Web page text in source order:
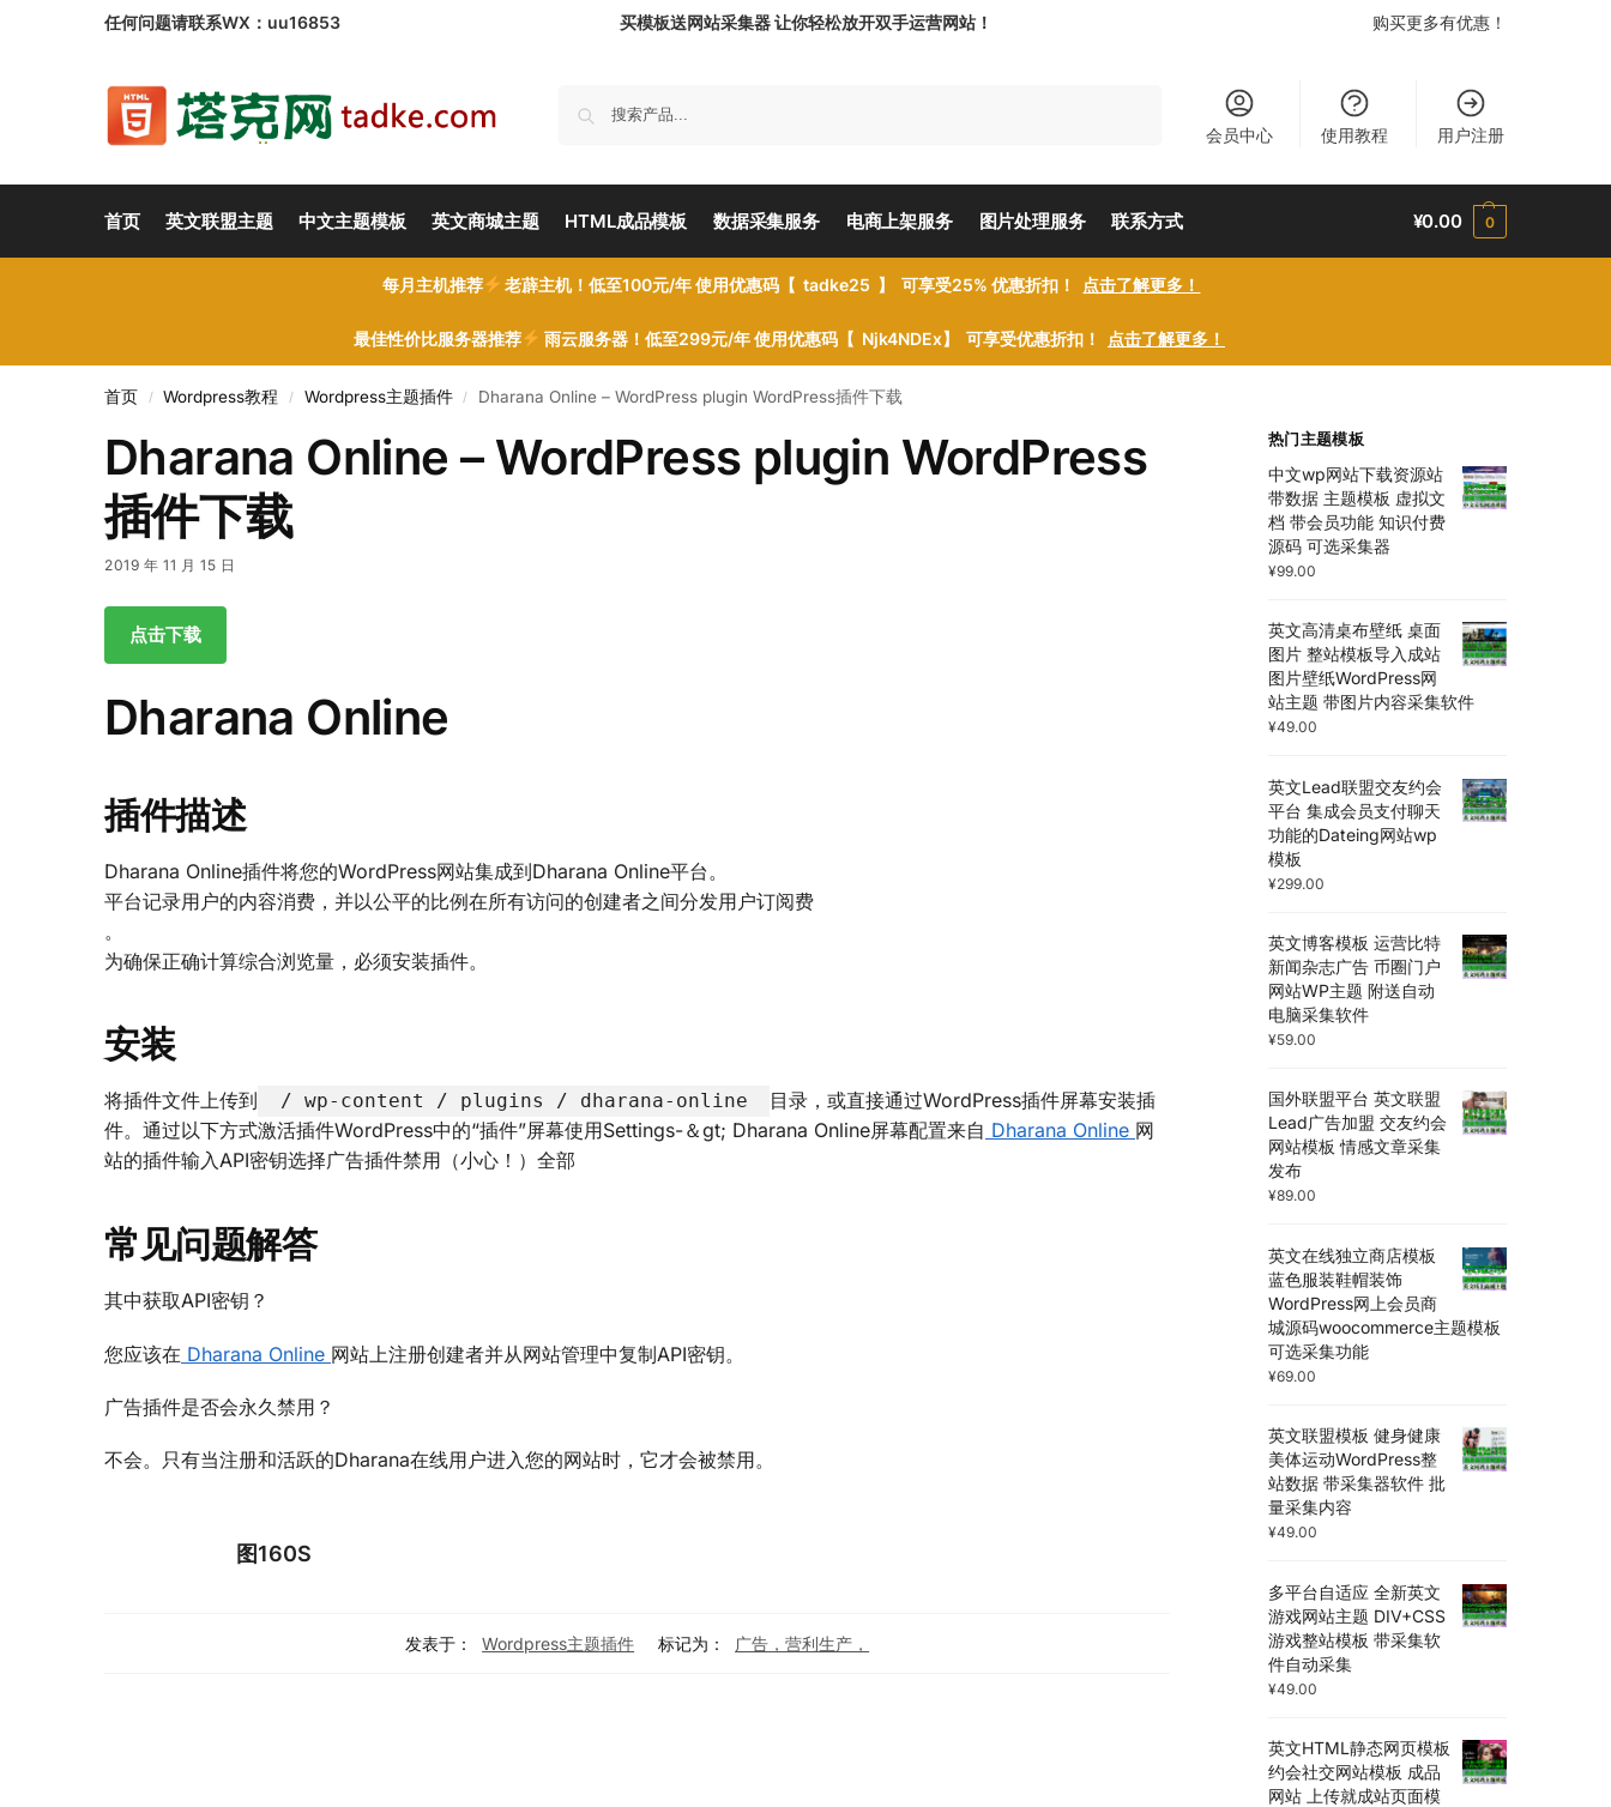
任何问题请联系WX：uu16853 买模板送网站采集器 让你轻松放开双手运营网站！ 购买更多有优惠！
会员中心 使用教程 用户注册
首页 英文联盟主题 中文主题模板 英文商城主题 HTML成品模板 数据采集服务 电商上架服务 图片处理服务 联系方式 ¥0.00 0
每月主机推荐 老薜主机！低至100元/年 使用优惠码【 tadke25 】 可享受25% 优惠折扣！ 点击了解更多！
最佳性价比服务器推荐 雨云服务器！低至299元/年 使用优惠码【 Njk4NDEx】 可享受优惠折扣！ 点击了解更多！
首页 / Wordpress教程 / Wordpress主题插件 / Dharana Online – WordPress plugin WordPress插件下载
Dharana Online – WordPress plugin WordPress
插件下载
2019 年 11 月 15 日
点击下载
Dharana Online
插件描述
Dharana Online插件将您的WordPress网站集成到Dharana Online平台。
平台记录用户的内容消费，并以公平的比例在所有访问的创建者之间分发用户订阅费
。
为确保正确计算综合浏览量，必须安装插件。
安装
将插件文件上传到 / wp-content / plugins / dharana-online
目录，或直接通过WordPress插件屏幕安装插
件。通过以下方式激活插件WordPress中的“插件”屏幕使用Settings-＆gt; Dharana Online屏幕配置来自 Dharana Online 网
站的插件输入API密钥选择广告插件禁用（小心！）全部
常见问题解答
其中获取API密钥？
您应该在 Dharana Online 网站上注册创建者并从网站管理中复制API密钥。
广告插件是否会永久禁用？
不会。只有当注册和活跃的Dharana在线用户进入您的网站时，它才会被禁用。
图160S
发表于： Wordpress主题插件 标记为： 广告，营利生产，
热门主题模板
中文wp网站下载资源站
带数据 主题模板 虚拟文
档 带会员功能 知识付费
源码 可选采集器
¥99.00
英文高清桌布壁纸 桌面
图片 整站模板导入成站
图片壁纸WordPress网
站主题 带图片内容采集软件
¥49.00
英文Lead联盟交友约会
平台 集成会员支付聊天
功能的Dateing网站wp
模板
¥299.00
英文博客模板 运营比特
新闻杂志广告 币圈门户
网站WP主题 附送自动
电脑采集软件
¥59.00
国外联盟平台 英文联盟
Lead广告加盟 交友约会
网站模板 情感文章采集
发布
¥89.00
英文在线独立商店模板
蓝色服装鞋帽装饰
WordPress网上会员商
城源码woocommerce主题模板
可选采集功能
¥69.00
英文联盟模板 健身健康
美体运动WordPress整
站数据 带采集器软件 批
量采集内容
¥49.00
多平台自适应 全新英文
游戏网站主题 DIV+CSS
游戏整站模板 带采集软
件自动采集
¥49.00
英文HTML静态网页模板
约会社交网站模板 成品
网站 上传就成站页面模